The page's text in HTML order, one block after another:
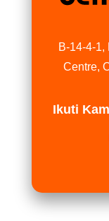
B-14-4-1,
Centre,
Ikuti